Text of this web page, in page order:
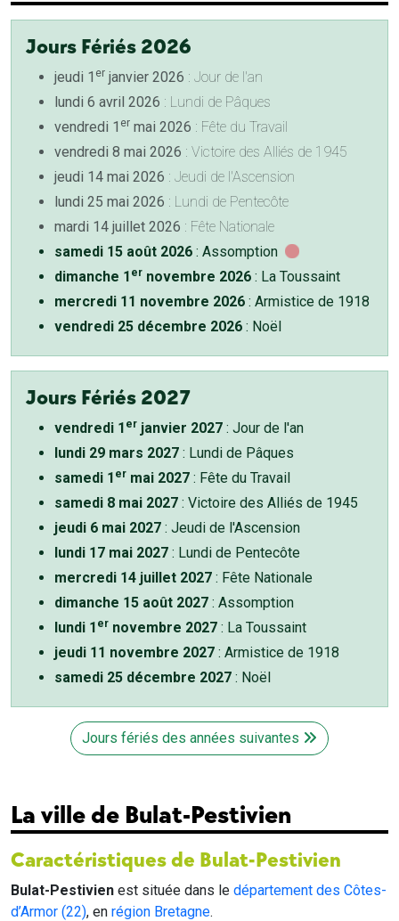
Jours Fériés 2026
jeudi 1 er janvier 2026 : Jour de l'an
lundi 6 avril 2026 : Lundi de Pâques
vendredi 1 er mai 2026 : Fête du Travail
vendredi 8 mai 2026 : Victoire des Alliés de 1945
jeudi 14 mai 2026 : Jeudi de l'Ascension
lundi 25 mai 2026 : Lundi de Pentecôte
mardi 14 juillet 2026 : Fête Nationale
samedi 15 août 2026 : Assomption
dimanche 1 er novembre 2026 : La Toussaint
mercredi 11 novembre 2026 : Armistice de 1918
vendredi 25 décembre 2026 : Noël
Jours Fériés 2027
vendredi 1 er janvier 2027 : Jour de l'an
lundi 29 mars 2027 : Lundi de Pâques
samedi 1 er mai 2027 : Fête du Travail
samedi 8 mai 2027 : Victoire des Alliés de 1945
jeudi 6 mai 2027 : Jeudi de l'Ascension
lundi 17 mai 2027 : Lundi de Pentecôte
mercredi 14 juillet 2027 : Fête Nationale
dimanche 15 août 2027 : Assomption
lundi 1 er novembre 2027 : La Toussaint
jeudi 11 novembre 2027 : Armistice de 1918
samedi 25 décembre 2027 : Noël
Jours fériés des années suivantes
La ville de Bulat-Pestivien
Caractéristiques de Bulat-Pestivien
Bulat-Pestivien est située dans le département des Côtes-
d’Armor (22), en région Bretagne.